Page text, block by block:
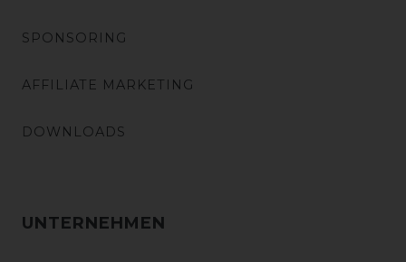
SPONSORING
AFFILIATE MARKETING
DOWNLOADS
UNTERNEHMEN